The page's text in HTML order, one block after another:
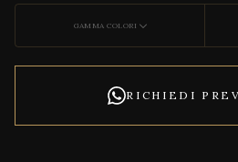
GAMMA COLORI
RICHIEDI